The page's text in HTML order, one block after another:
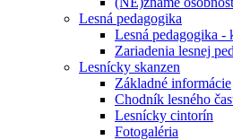
Lesná pedagogika
Lesná pedagogika -
Zariadenia lesnej
Lesnícky skanzen
Základné informácie
Chodník lesného
Lesnícky cintorín
Fotogaléria